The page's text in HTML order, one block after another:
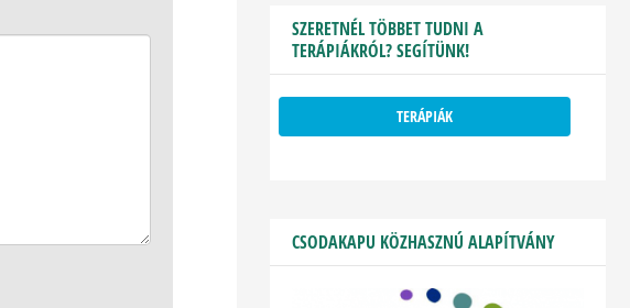
SZERETNÉL TÖBBET TUDNI A
TERÁPIÁKRÓL? SEGÍTÜNK!
TERÁPIÁK
CSODAKAPU KÖZHASZNÚ ALAPÍTVÁNY